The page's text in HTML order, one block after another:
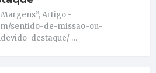
Artigo -
sentido-de-missao-ou-
destaque/ …